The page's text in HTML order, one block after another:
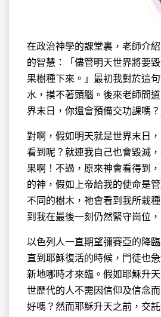
在政治神學的課堂裏，老師介
的智慧：「儘管明天世界將要
果樹種下來。」最初我對於這
水，摸不著頭腦。後來老師問
界末日，你還會預備交功課嗎？
對啊，假如明天就是世界末日
看到呢？就連我自己也會毀滅
果啊！不過，原來神會看得到
的神，假如上帝給我的使命是
不同的樹木，祂會看到我所栽
到我在最後一刻仍然緊守崗位
以色列人一直期望彌賽亞的降
直到耶穌復活的時候，門徒也
新地哪時才來臨。假如耶穌升
世歷代的人不需因信仰及信念
好嗎？然而耶穌升天之前，交